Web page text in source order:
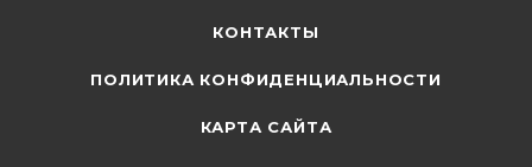
КОНТАКТЫ
ПОЛИТИКА КОНФИДЕНЦИАЛЬНОСТИ
КАРТА САЙТА